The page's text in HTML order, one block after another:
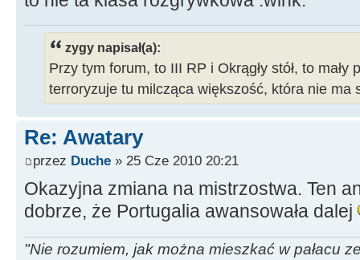
zygy napisał(a):
Przy tym forum, to III RP i Okrągły stół, to
terroryzuje tu milcząca większość, która nie ma
Re: Awatary
przez Duche » 25 Cze 2010 20:21
Okazyjna zmiana na mistrzostwa. Ten
dobrze, że Portugalia awansowała dalej
"Nie rozumiem, jak można mieszkać w pałacu